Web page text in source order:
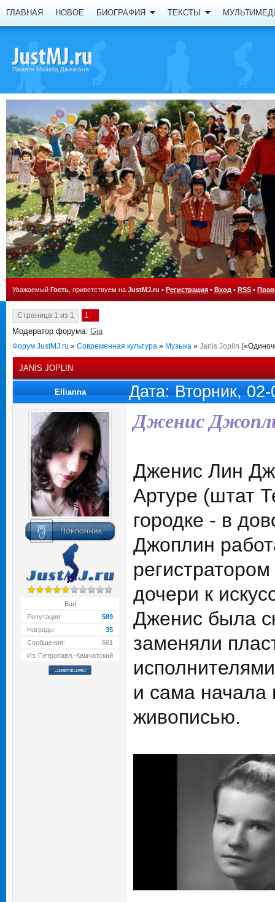
ГЛАВНАЯ НОВОЕ БИОГРАФИЯ ТЕКСТЫ
Памяти Майкла Джексона
Уважаемый Гость , приветствуем на JustMJ.ru • Регистрация • Вход • RSS •
Страница 1 из 1 1
Модератор форума: Gia
Форум JustMJ.ru » Современная культура » Музыка » Janis Joplin
JANIS JOPLIN
Ellianna Дата: Вторник,
Bad
Репутация:
589
Награды:
35
Сообщения:
661
Из: Петропавл.-Камчатский
Дженис
Дженис Лин
Артуре (штат
городке - в
Джоплин
дочери к
Дженис была
заменяли
и сама начала
живописью.